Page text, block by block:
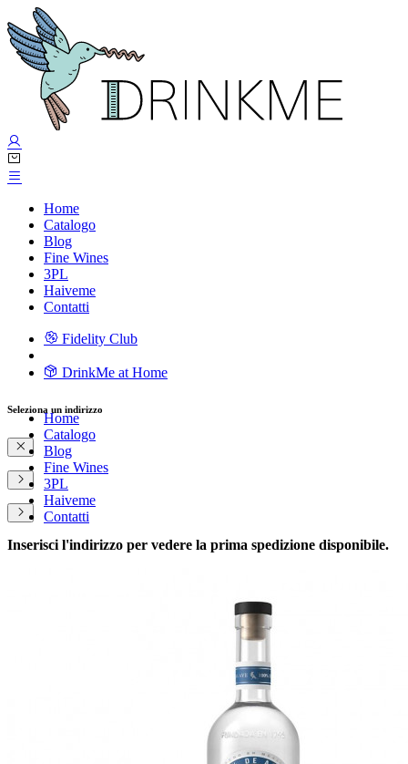
Home
Catalogo
Blog
Fine Wines
3PL
Haiveme
Contatti
Fidelity Club
DrinkMe at Home
Home
Catalogo
Blog
Fine Wines
3PL
Haiveme
Contatti
Seleziona un indirizzo
Inserisci l'indirizzo per vedere la prima spedizione disponibile.